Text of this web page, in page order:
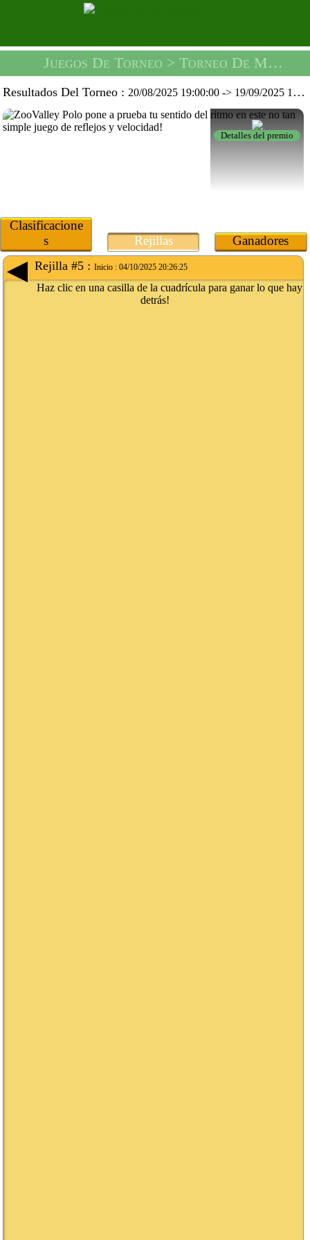
Juegos De Torneo > Torneo De Música De Batalla -
Resultados Del Torneo :20/08/2025 19:00:00 -> 19/09/2025 19:59:59
Detalles del premio
Clasificacione
s
Rejillas Ganadores
Rejilla #5 : Inicio : 04/10/2025 20:26:25
Haz clic en una casilla de la cuadrícula para ganar lo que hay
detrás!